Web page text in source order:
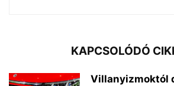
KAPCSOLÓDÓ
Villanyizmoktól